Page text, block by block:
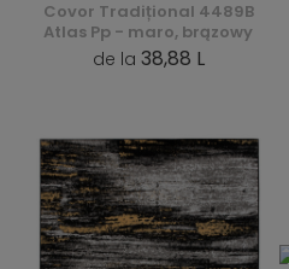
Covor Tradițional 4489B
Atlas Pp - maro, brązowy
de la 38,88 L